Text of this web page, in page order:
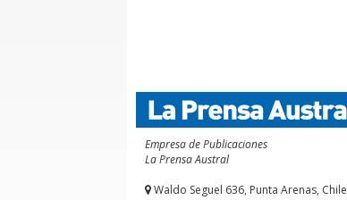
Empresa de Publicaciones
La Prensa Austral
Waldo Seguel 636, Punta Arenas, Chile